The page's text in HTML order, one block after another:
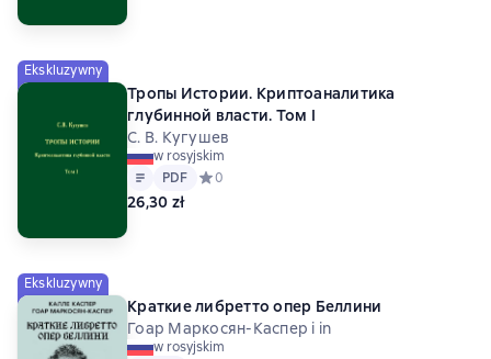
Ekskluzywny
Тропы Истории. Криптоаналитика
глубинной власти. Том I
С. В. Кугушев
w rosyjskim
Tekst
PDF
PDF Средний рейтинг 0 на основе 0 оценок
0
26,30 zł
Ekskluzywny
Краткие либретто опер Беллини
Гоар Маркосян-Каспер i in
w rosyjskim